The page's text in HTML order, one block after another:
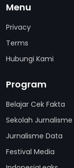
Menu
Privacy
Terms
Hubungi Kami
Program
Belajar Cek Fakta
Sekolah Jurnalisme
Jurnalisme Data
Festival Media